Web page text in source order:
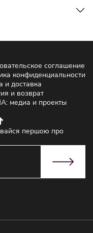
соглашение
конфиденциальности
и доставка
и возврат
медиа и проекты
першою про